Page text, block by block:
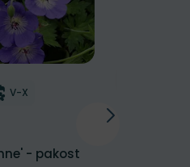
želaní
Doba kvitnutia
V-X
- pakost